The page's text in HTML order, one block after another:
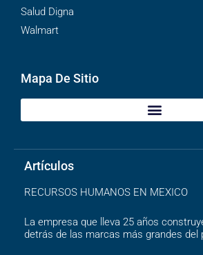
Salud Digna
Walmart
Mapa De Sitio
Artículos
RECURSOS HUMANOS EN MEXICO
La empresa que lleva 25 años
detrás de las marcas más grandes del